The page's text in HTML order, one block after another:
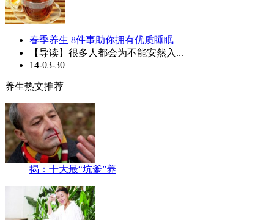
春季养生 8件事助你拥有优质睡眠
【导读】很多人都会为不能安然入...
14-03-30
养生热文推荐
揭：十大最“坑爹”养